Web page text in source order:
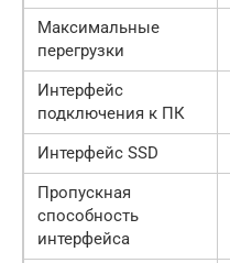
Максимальные
перегрузки
Интерфейс
подключения к ПК
Интерфейс SSD
Пропускная
способность
интерфейса